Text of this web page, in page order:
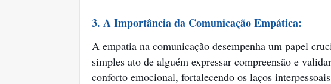
3. A Importância da Comunicação Empática:
A empatia na comunicação desempenha um papel
simples ato de alguém expressar compreensão e
conforto emocional, fortalecendo os laços